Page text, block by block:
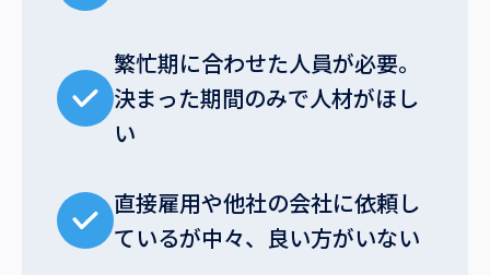
繁忙期に合わせた人員が必要。
決まった期間のみで人材がほし
い
直接雇用や他社の会社に依頼し
ているが中々、良い方がいない